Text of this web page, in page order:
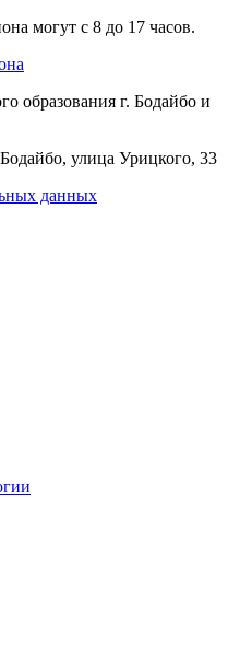
могут с 8 до 17 часов.
образования г. Бодайбо и
улица Урицкого, 33
данных